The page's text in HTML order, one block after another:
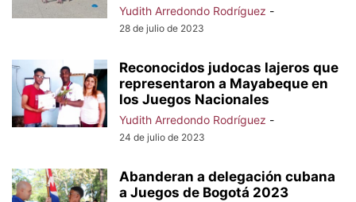
Yudith Arredondo Rodríguez -
28 de julio de 2023
Reconocidos judocas lajeros que
representaron a Mayabeque en
los Juegos Nacionales
Yudith Arredondo Rodríguez -
24 de julio de 2023
Abanderan a delegación cubana
a Juegos de Bogotá 2023